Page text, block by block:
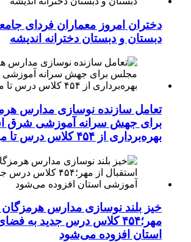
دختران امروز معماران فردای
دبستان و دبستان دخترانه اندیشه
تعامل سازنده نوسازی مدارس
برای جهش سرانه آموزشی شرق
بهره‌برداری از ۴۵۴ کلاس درس تا مهرماه
خیز بلند نوسازی مدارس هرمزگان
مهر؛۴۵۴ کلاس درس جدید به
استان افزوده می‌شود